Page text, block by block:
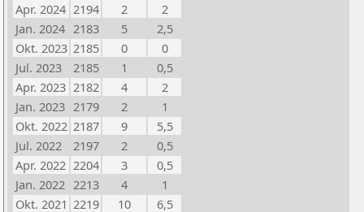
Apr. 2024 2194 2
2
Jan. 2024 2183 5
2,5
Okt. 2023 2185 0
0
Jul. 2023
2185 1
0,5
Apr. 2023 2182 4
2
Jan. 2023 2179 2
1
Okt. 2022 2187 9
5,5
Jul. 2022
2197 2
0,5
Apr. 2022 2204 3
0,5
Jan. 2022 2213 4
1
Okt. 2021 2219 10
6,5